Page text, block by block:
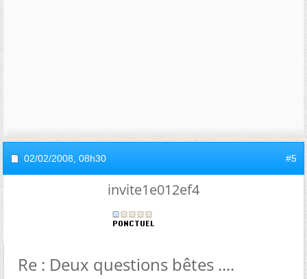
02/02/2008, 08h30 #5
invite1e012ef4
Re : Deux questions bêtes ....